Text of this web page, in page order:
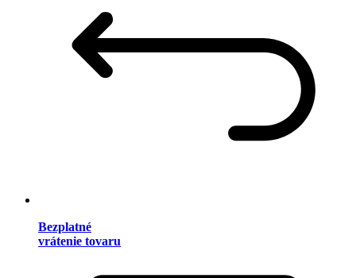
Bezplatné
vrátenie tovaru